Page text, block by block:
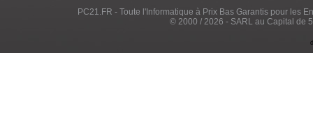
PC21.FR - Toute l'Informatique à Prix Bas Garantis pour les
© 2000 / 2026 - SARL au Capital de